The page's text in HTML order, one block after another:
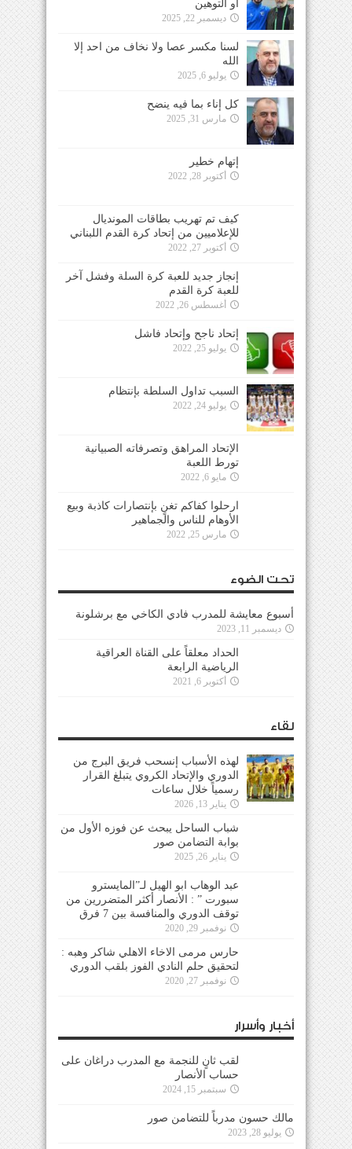
أو التوهين
ديسمبر 22, 2025
لسنا مكسر عصا ولا نخاف من احد إلا
الله
يوليو 6, 2025
كل إناء بما فيه ينضح
مارس 31, 2025
إتهام خطير
أكتوبر 28, 2022
كيف تم تهريب بطاقات المونديال
للإعلاميين من إتحاد كرة القدم اللبناني
أكتوبر 27, 2022
إنجاز جديد للعبة كرة السلة وفشل آخر
للعبة كرة القدم
أغسطس 26, 2022
إتحاد ناجح وإتحاد فاشل
يوليو 25, 2022
السبب تداول السلطة بإنتظام
يوليو 24, 2022
الإتحاد المراهق وتصرفاته الصبيانية
تورط اللعبة
مايو 6, 2022
ارحلوا كفاكم تغنٍ بإنتصارات كاذبة وبيع
الأوهام للناس والجماهير
مارس 25, 2022
تحت الضوء
أسبوع معايشة للمدرب فادي الكاخي مع برشلونة
ديسمبر 11, 2023
الحداد معلقاً على القناة العراقية
الرياضية الرابعة
أكتوبر 6, 2021
لقاء
لهذه الأسباب إنسحب فريق البرج من
الدوري والإتحاد الكروي يتبلغ القرار
رسمياً خلال ساعات
يناير 13, 2026
شباب الساحل يبحث عن فوزه الأول من
بوابة التضامن صور
يناير 26, 2025
عبد الوهاب ابو الهيل لـ”المايسترو
سبورت ” : الأنصار أكثر المتضررين من
توقف الدوري والمنافسة بين 7 فرق
نوفمبر 29, 2020
حارس مرمى الاخاء الاهلي شاكر وهبه :
لتحقيق حلم النادي الفوز بلقب الدوري
نوفمبر 27, 2020
أخبار وأسرار
لقب ثانٍ للنجمة مع المدرب دراغان على
حساب الأنصار
سبتمبر 15, 2024
مالك حسون مدرباً للتضامن صور
يوليو 28, 2023